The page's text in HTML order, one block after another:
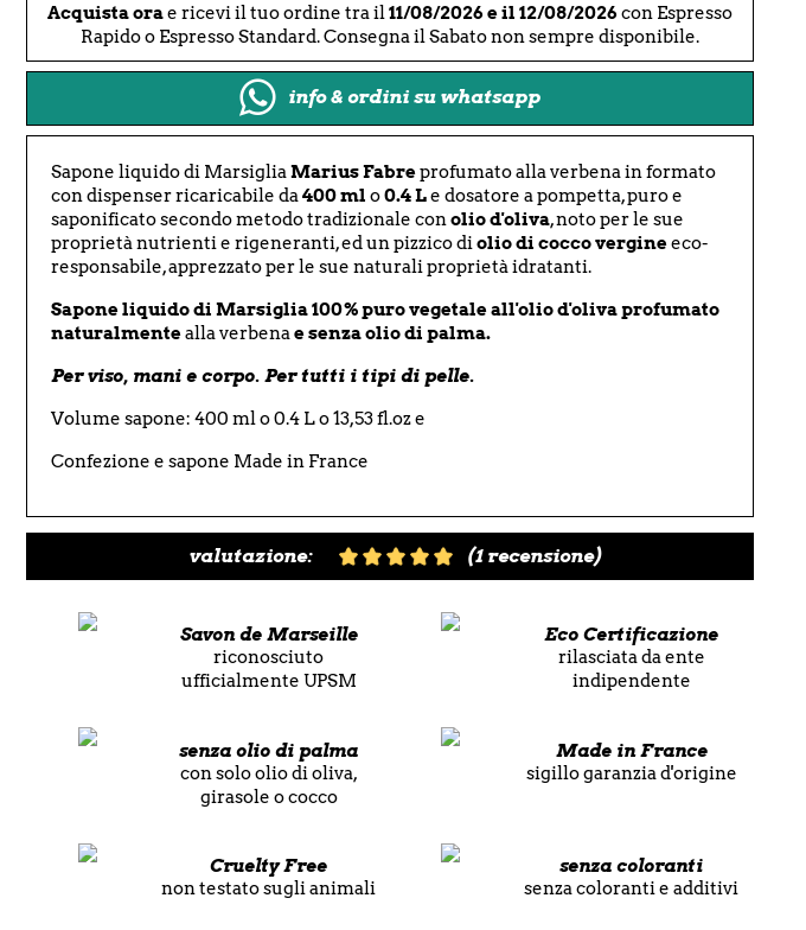
Acquista orae ricevi il tuo ordine tra il11/08/2026 e il 12/08/2026con Espresso
Rapido o Espresso Standard. Consegna il Sabato non sempre disponibile.
info & ordini su whatsapp
Sapone liquido di MarsigliaMarius Fabreprofumato alla verbena in formato
con dispenser ricaricabile da400 ml o0.4 Le dosatore a pompetta, puro e
saponificato secondo metodo tradizionale conolio d'oliva, noto per le sue
proprietà nutrienti e rigeneranti, ed un pizzico diolio di cocco vergineeco-
responsabile, apprezzato per le sue naturali proprietà idratanti.
Sapone liquido di Marsiglia 100% puro vegetale all'olio d'oliva profumato
naturalmentealla verbenae senza olio di palma.
Per viso, mani e corpo. Per tutti i tipi di pelle.
Volume sapone: 400 ml o 0.4 L o 13,53 fl.oz e
Confezione e sapone Made in France
valutazione: (1 recensione)
Savon de Marseille
riconosciuto
ufficialmente UPSM
Eco Certificazione
rilasciata da ente
indipendente
senza olio di palma
con solo olio di oliva,
girasole o cocco
Made in France
sigillo garanzia d'origine
Cruelty Free
non testato sugli animali
senza coloranti
senza coloranti e additivi